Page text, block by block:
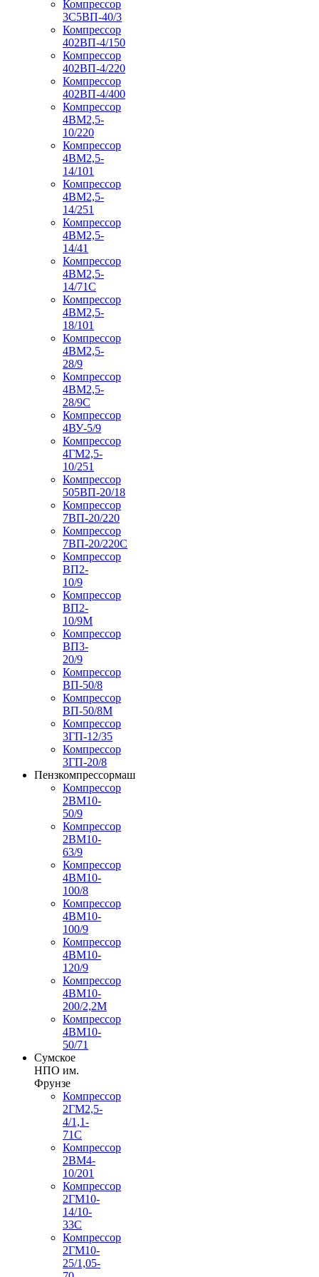
Компрессор
3С5ВП-40/3
Компрессор
402ВП-4/150
Компрессор
402ВП-4/220
Компрессор
402ВП-4/400
Компрессор
4ВМ2,5-
10/220
Компрессор
4ВМ2,5-
14/101
Компрессор
4ВМ2,5-
14/251
Компрессор
4ВМ2,5-
14/41
Компрессор
4ВМ2,5-
14/71C
Компрессор
4ВМ2,5-
18/101
Компрессор
4ВМ2,5-
28/9
Компрессор
4ВМ2,5-
28/9С
Компрессор
4ВУ-5/9
Компрессор
4ГМ2,5-
10/251
Компрессор
505ВП-20/18
Компрессор
7ВП-20/220
Компрессор
7ВП-20/220С
Компрессор
ВП2-
10/9
Компрессор
ВП2-
10/9М
Компрессор
ВП3-
20/9
Компрессор
ВП-50/8
Компрессор
ВП-50/8М
Компрессор
3ГП-12/35
Компрессор
3ГП-20/8
Пензкомпрессормаш
Компрессор
2ВМ10-
50/9
Компрессор
2ВМ10-
63/9
Компрессор
4ВМ10-
100/8
Компрессор
4ВМ10-
100/9
Компрессор
4ВМ10-
120/9
Компрессор
4ВМ10-
200/2,2М
Компрессор
4ВМ10-
50/71
Сумское
НПО им.
Фрунзе
Компрессор
2ГМ2,5-
4/1,1-
71С
Компрессор
2ВМ4-
10/201
Компрессор
2ГМ10-
14/10-
33С
Компрессор
2ГМ10-
25/1,05-